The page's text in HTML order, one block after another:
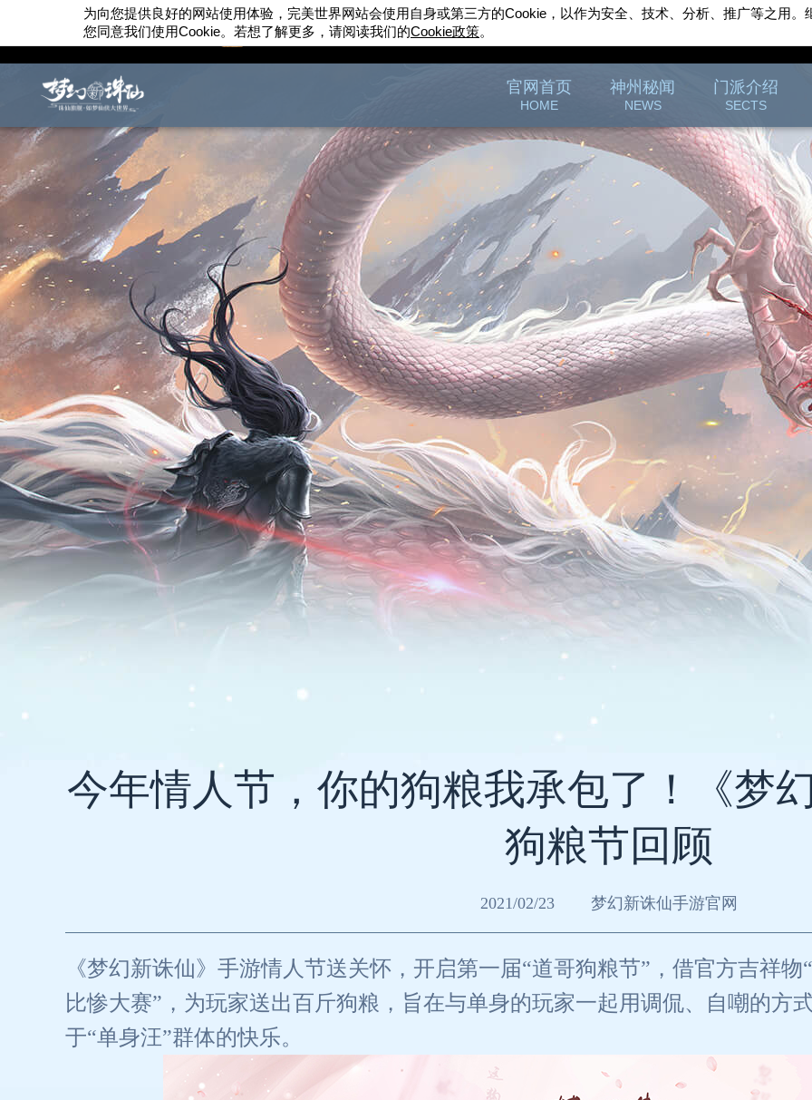
官网首页
HOME
神州秘闻
NEWS
门派介绍
SECTS
今年情人节，你的狗粮我承包了！《梦
狗粮节回顾
2021/02/23 梦幻新诛仙手游官网
《梦幻新诛仙》手游情人节送关怀，开启第一届“道哥狗粮节”，借官方吉祥
比惨大赛”，为玩家送出百斤狗粮，旨在与单身的玩家一起用调侃、自嘲的方
于“单身汪”群体的快乐。
为向您提供良好的网站使用体验，完美世界网站会使用自身或第三方的Cookie ，以作为安全、技术、分析、推广等之用
您同意我们使用Cookie。若想了解更多，请阅读我们的Cookie政策。